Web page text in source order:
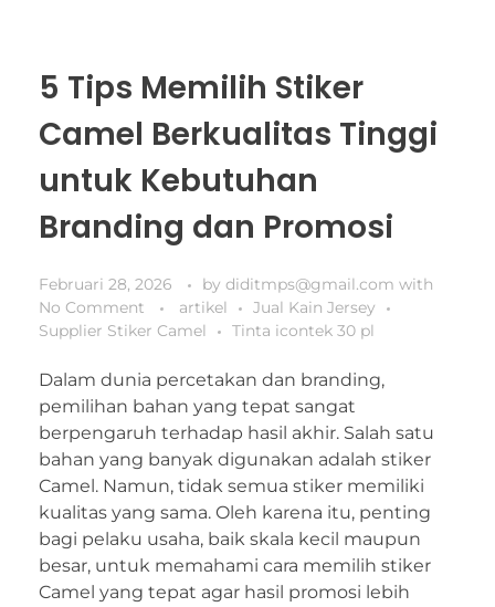
5 Tips Memilih Stiker
Camel Berkualitas Tinggi
untuk Kebutuhan
Branding dan Promosi
Februari 28, 2026 by diditmps@gmail.com with
No Comment
artikel
Jual Kain Jersey
Supplier Stiker Camel
Tinta icontek 30 pl
Dalam dunia percetakan dan branding,
pemilihan bahan yang tepat sangat
berpengaruh terhadap hasil akhir. Salah satu
bahan yang banyak digunakan adalah stiker
Camel. Namun, tidak semua stiker memiliki
kualitas yang sama. Oleh karena itu, penting
bagi pelaku usaha, baik skala kecil maupun
besar, untuk memahami cara memilih stiker
Camel yang tepat agar hasil promosi lebih